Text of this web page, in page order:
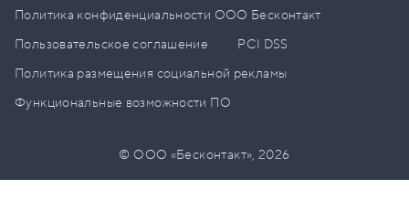
Политика конфиденциальности ООО Бесконтакт
Пользовательское соглашение
PCI DSS
Политика размещения социальной рекламы
Функциональные возможности ПО
© ООО «Бесконтакт»,2026